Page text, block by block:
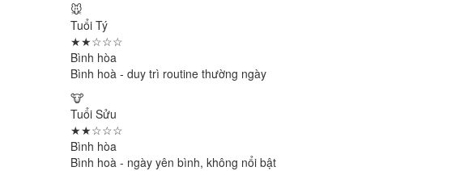
🐭
Tuổi Tý
★★☆☆☆
Bình hòa
Bình hoà - duy trì routine thường ngày
🐮
Tuổi Sửu
★★☆☆☆
Bình hòa
Bình hoà - ngày yên bình, không nổi bật